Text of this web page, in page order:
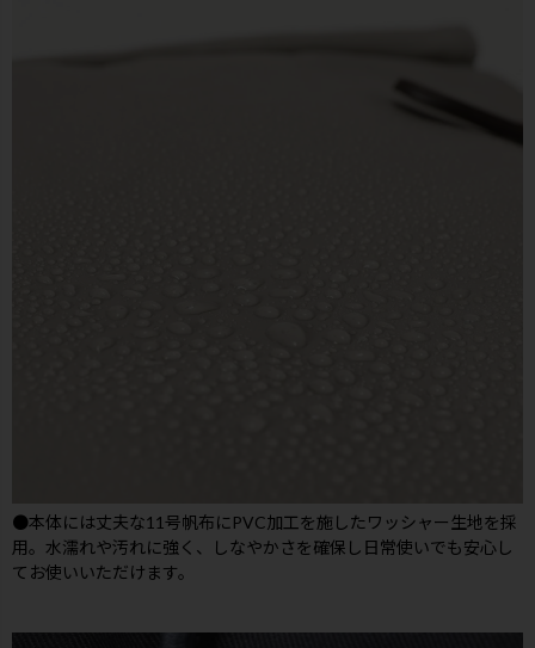
●本体には丈夫な11号帆布にPVC加工を施したワッシャー生地を採
用。水濡れや汚れに強く、しなやかさを確保し日常使いでも安心し
てお使いいただけます。